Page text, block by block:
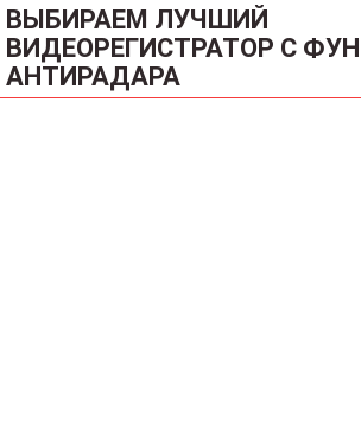
ВЫБИРАЕМ ЛУЧШИЙ
ВИДЕОРЕГИСТРАТОР С
АНТИРАДАРА